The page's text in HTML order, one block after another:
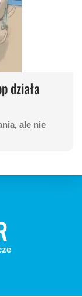
działa
ale nie